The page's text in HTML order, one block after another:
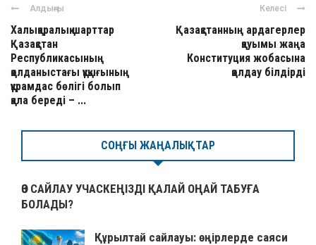
Алдыңғы
Халықаралық шарттар
Қазақстан
Республикасының
қолданыстағы құқығының
құрамдас бөлігі болып
қала береді – ...
Келесі
Қазақстанның ардагерлер
қауымы жаңа
Конституция жобасына
қолдау білдірді
СОҢҒЫ ЖАҢАЛЫҚТАР
ӨЗ САЙЛАУ УЧАСКЕҢІЗДІ ҚАЛАЙ ОҢАЙ ТАБУҒА
БОЛАДЫ?
Құрылтай сайлауы: өңірлерде саяси